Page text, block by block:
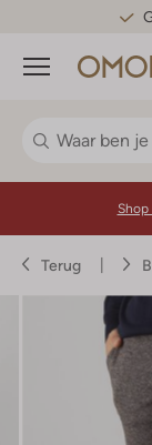
Menu
Shop
Terug